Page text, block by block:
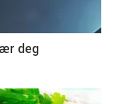
deg